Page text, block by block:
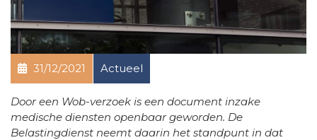
31/12/2021 Actueel
Door een Wob-verzoek is een document inzake
medische diensten openbaar geworden. De
Belastingdienst neemt daarin het standpunt in dat